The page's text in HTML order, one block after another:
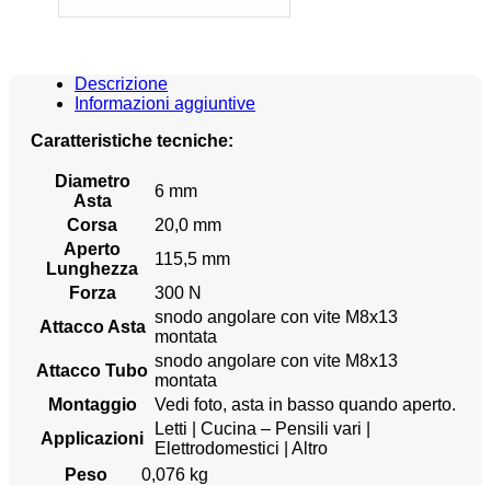
Descrizione
Informazioni aggiuntive
Caratteristiche tecniche:
Diametro
Asta
6 mm
Corsa
20,0 mm
Aperto
Lunghezza
115,5 mm
Forza
300 N
Attacco Asta
snodo angolare con vite M8x13
montata
Attacco Tubo
snodo angolare con vite M8x13
montata
Montaggio
Vedi foto, asta in basso quando aperto.
Applicazioni
Letti | Cucina – Pensili vari |
Elettrodomestici | Altro
Peso
0,076 kg